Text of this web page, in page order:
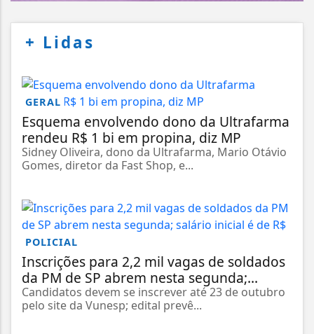
+ Lidas
GERAL
Esquema envolvendo dono da Ultrafarma
rendeu R$ 1 bi em propina, diz MP
Sidney Oliveira, dono da Ultrafarma, Mario Otávio
Gomes, diretor da Fast Shop, e...
POLICIAL
Inscrições para 2,2 mil vagas de soldados
da PM de SP abrem nesta segunda;...
Candidatos devem se inscrever até 23 de outubro
pelo site da Vunesp; edital prevê...